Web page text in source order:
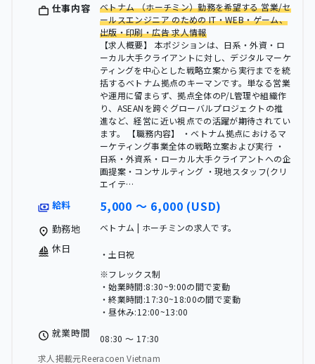
仕事内容
ベトナム （ホーチミン）勤務を希望する 営業/セ
ールスエンジニア のための IT・WEB・ゲーム、
出版・印刷・広告 求人情報
【求人概要】 本ポジションは、日系・外資・ロ
ーカル大手クライアントに対し、デジタルマーケ
ティングを中心とした戦略立案から実行までを統
括するベトナム拠点のキーマンです。単なる営業
や運用に留まらず、拠点全体のP/L管理や組織作
り、ASEANを跨ぐグローバルプロジェクトの推
進など、経営に近い視点での活躍が期待されてい
ます。 【職務内容】 ・ベトナム拠点におけるマ
ーケティング事業全体の戦略立案および実行 ・
日系・外資系・ローカル大手クライアントへの企
画提案・コンサルティング ・現地スタッフ(クリ
エイテ…
給料 5,000 〜 6,000 (USD)
勤務地 ベトナム | ホーチミンの求人です。
休日
・土日祝
※フレックス制
・始業時間:8:30~9:00の間で変動
・終業時間:17:30~18:00の間で変動
・昼休み:12:00~13:00
就業時間
08:30 〜 17:30
求人掲載元Reeracoen Vietnam